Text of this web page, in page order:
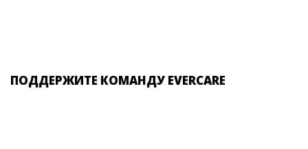
ПОДДЕРЖИТЕ КОМАНДУ EVERCARE